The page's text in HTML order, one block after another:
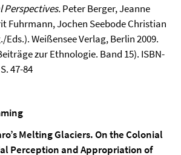
Peter Berger, Jeanne
Fuhrmann, Jochen Seebode Christian
Weißensee Verlag, Berlin 2009.
zur Ethnologie. Band 15). ISBN-
47-84
Melting Glaciers. On the Colonial
Perception and Appropriation of